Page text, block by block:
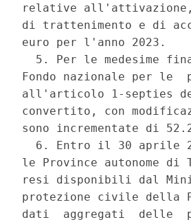
relative
di trattenimento e di
euro per l'anno 2023.
5. Per le medesime
Fondo nazionale per
all'articolo 1-septies
convertito, con
sono incrementate di
6. Entro il 30 aprile
le Province autonome
resi disponibili dal
protezione civile della
dati  aggregati  delle